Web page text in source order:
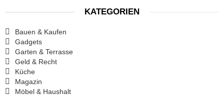
KATEGORIEN
Bauen & Kaufen
Gadgets
Garten & Terrasse
Geld & Recht
Küche
Magazin
Möbel & Haushalt